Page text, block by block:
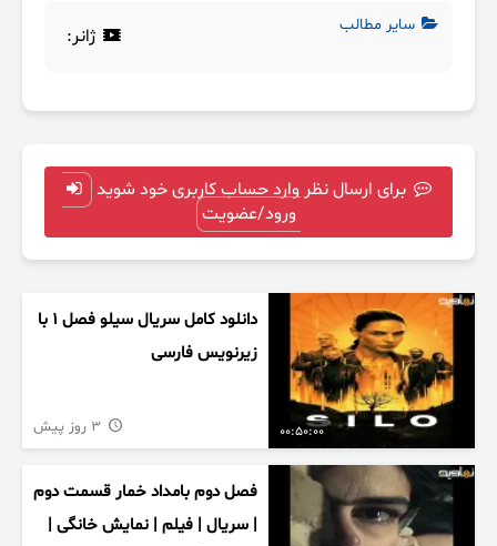
سایر مطالب ژانر:
برای ارسال نظر وارد حساب کاربری خود شوید
ورود/عضویت
00:50:00
دانلود کامل سریال سیلو فصل ۱ با
زیرنویس فارسی
فصل دوم بامداد خمار قسمت دوم
| سریال | فیلم | نمایش خانگی |